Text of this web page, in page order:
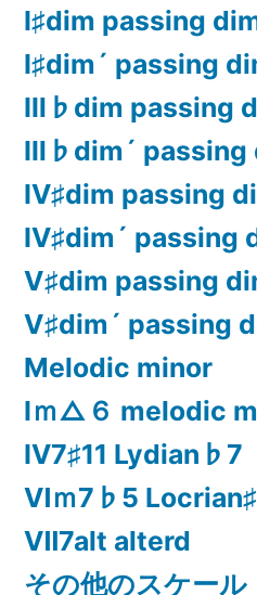
Ⅰ♯dim passing
Ⅰ♯dim´ passing
Ⅲ♭dim passing
Ⅲ♭dim´ passing
Ⅳ♯dim passing
Ⅳ♯dim´ passing
Ⅴ♯dim passing
Ⅴ♯dim´ passing
Melodic minor
Ⅰｍ△６ melodic
Ⅳ7♯11 Lydian♭7
Ⅵｍ7♭5
Ⅶ7alt alterd
その他のスケール